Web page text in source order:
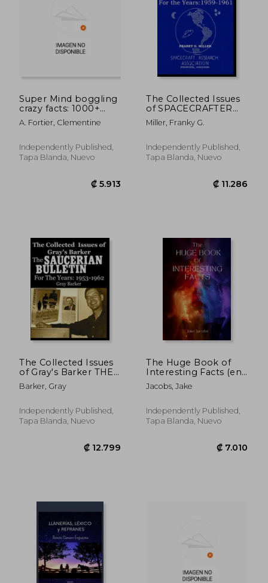
Super Mind boggling
crazy facts: 1000+
interesting mind-
blowing Random fact
about science, pop
culture, history,
A. Fortier, Clementine
Independently Published,
Tapa Blanda, Nuevo
The Collected Issues
of SPACECRAFTER
for the Years: 1959-61:
Spacecraft Research
Inglés)
Miller, Franky G.
Independently Published,
Tapa Blanda, Nuevo
The Collected Issues
of Gray's Barker THE
SAUCERIAN
BULLETIN for the
Inglés)
Barker, Gray
Independently Published,
Tapa Blanda, Nuevo
The Huge Book of
Interesting Facts (en
Inglés)
Jacobs, Jake
Independently Published,
Tapa Blanda, Nuevo